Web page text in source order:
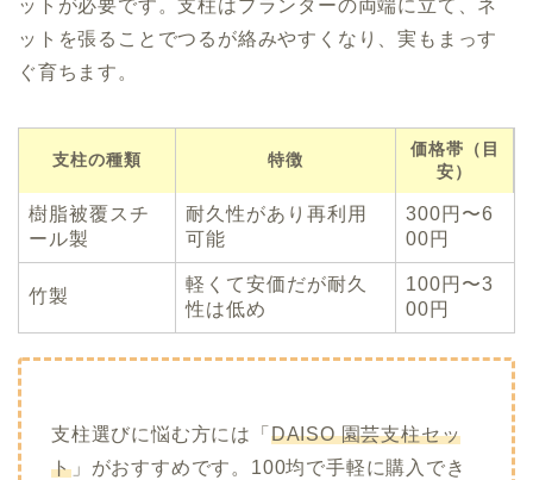
ットが必要です。支柱はプランターの両端に立て、ネ
ットを張ることでつるが絡みやすくなり、実もまっす
ぐ育ちます。
支柱の種類 特徴
価格帯（目
安）
樹脂被覆スチ
ール製
耐久性があり再利用
可能
300円〜6
00円
竹製
軽くて安価だが耐久
性は低め
100円〜3
00円
支柱選びに悩む方には「 DAISO 園芸支柱セッ
ト」がおすすめです。100均で手軽に購入でき